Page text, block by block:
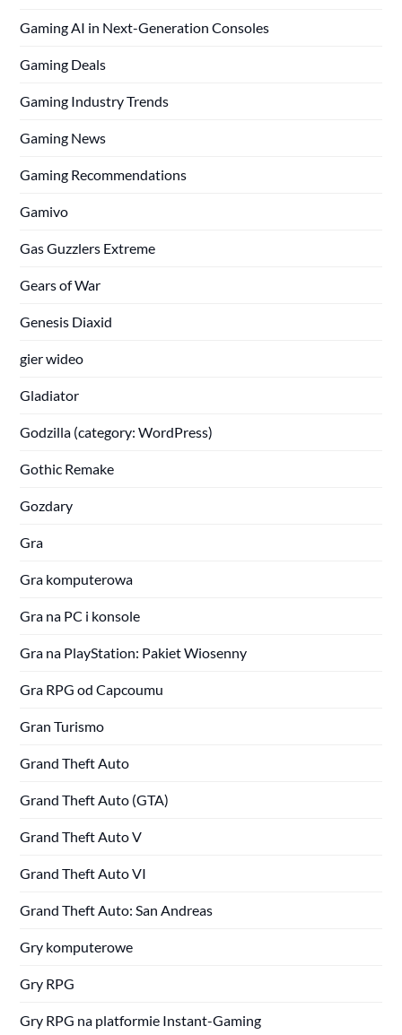
Gaming AI in Next-Generation Consoles
Gaming Deals
Gaming Industry Trends
Gaming News
Gaming Recommendations
Gamivo
Gas Guzzlers Extreme
Gears of War
Genesis Diaxid
gier wideo
Gladiator
Godzilla (category: WordPress)
Gothic Remake
Gozdary
Gra
Gra komputerowa
Gra na PC i konsole
Gra na PlayStation: Pakiet Wiosenny
Gra RPG od Capcoumu
Gran Turismo
Grand Theft Auto
Grand Theft Auto (GTA)
Grand Theft Auto V
Grand Theft Auto VI
Grand Theft Auto: San Andreas
Gry komputerowe
Gry RPG
Gry RPG na platformie Instant-Gaming